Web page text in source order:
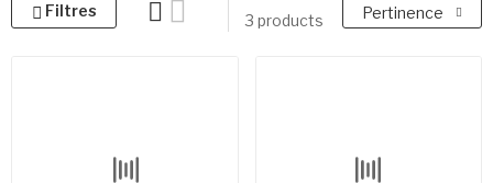
Filtres 3 products Pertinence